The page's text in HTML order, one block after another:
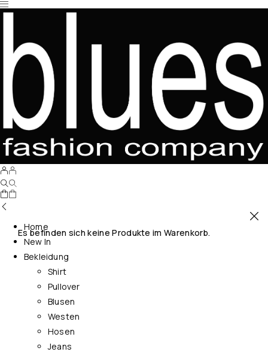
Es befinden sich keine Produkte im Warenkorb.
Home
New In
Bekleidung
Shirt
Pullover
Blusen
Westen
Hosen
Jeans